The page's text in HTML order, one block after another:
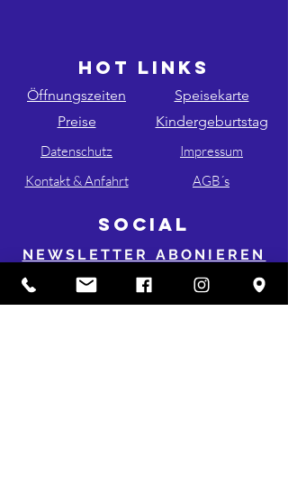
HOT LINKS
Öffnungszeiten
Preise
Datenschutz
Kontakt & Anfahrt
Speisekarte
Kindergeburtstag
Impressum
AGB´s
SOCIAL
NEWSLETTER ABONIEREN
FOLGE UNS AUF INSTA & FB